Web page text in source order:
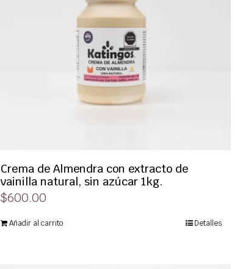
Crema de Almendra con extracto de
vainilla natural, sin azúcar 1kg.
$600.00
Añadir al carrito Detalles